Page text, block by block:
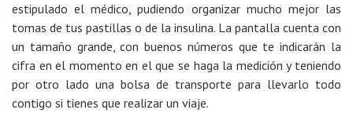
estipulado el médico, pudiendo organizar mucho mejor las
tomas de tus pastillas o de la insulina. La pantalla cuenta con
un tamaño grande, con buenos números que te indicarán la
cifra en el momento en el que se haga la medición y teniendo
por otro lado una bolsa de transporte para llevarlo todo
contigo si tienes que realizar un viaje.